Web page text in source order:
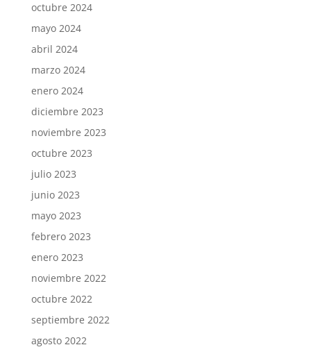
octubre 2024
mayo 2024
abril 2024
marzo 2024
enero 2024
diciembre 2023
noviembre 2023
octubre 2023
julio 2023
junio 2023
mayo 2023
febrero 2023
enero 2023
noviembre 2022
octubre 2022
septiembre 2022
agosto 2022